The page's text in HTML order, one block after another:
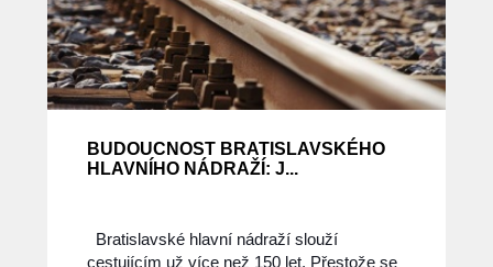
BUDOUCNOST BRATISLAVSKÉHO
HLAVNÍHO NÁDRAŽÍ: J...
Bratislavské hlavní nádraží slouží
cestujícím už více než 150 let. Přestože se